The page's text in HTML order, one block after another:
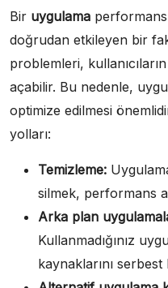
Bir uygulama
doğrudan etkileyen bir
problemleri,
açabilir. Bu nedenle,
optimize edilmesi
yolları:
Temizleme:
silmek, performans
Arka plan
Kullanmadığınız
kaynaklarını serbest